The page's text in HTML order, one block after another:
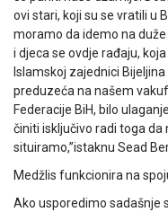
ovi stari, koji su se vratili u
moramo da idemo na
i djeca se ovdje rađaju,
Islamskoj zajednici
preduzeća na našem
Federacije BiH, bilo
činiti isključivo radi toga
situiramo,”istaknu Sead
Medžlis funkcionira na
Ako usporedimo sadašnje